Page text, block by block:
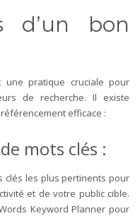
d’un bon
une pratique cruciale pour
de recherche. Il existe
efficace :
mots clés :
clés les plus pertinents pour
et de votre public cible.
Keyword Planner pour